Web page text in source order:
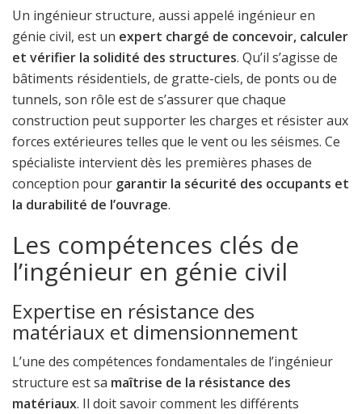
Un ingénieur structure, aussi appelé ingénieur en
génie civil, est un expert chargé de concevoir, calculer
et vérifier la solidité des structures. Qu’il s’agisse de
bâtiments résidentiels, de gratte-ciels, de ponts ou de
tunnels, son rôle est de s’assurer que chaque
construction peut supporter les charges et résister aux
forces extérieures telles que le vent ou les séismes. Ce
spécialiste intervient dès les premières phases de
conception pour garantir la sécurité des occupants et
la durabilité de l’ouvrage.
Les compétences clés de
l’ingénieur en génie civil
Expertise en résistance des
matériaux et dimensionnement
L’une des compétences fondamentales de l’ingénieur
structure est sa maîtrise de la résistance des
matériaux. Il doit savoir comment les différents